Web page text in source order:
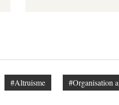
#Altruisme #Organisation